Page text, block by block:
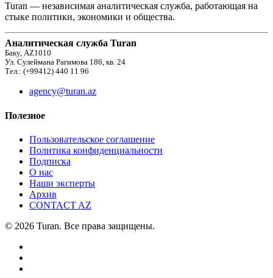
Turan — независимая аналитическая служба, работающая на
стыке политики, экономики и общества.
Аналитическая служба Turan
Баку, AZ1010
Ул. Сулеймана Рагимова 186, кв. 24
Тел.: (+99412) 440 11 96
agency@turan.az
Полезное
Пользовательское соглашение
Политика конфиденциальности
Подписка
О нас
Наши эксперты
Архив
CONTACT AZ
© 2026 Turan. Все права защищены.